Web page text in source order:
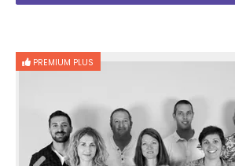
PREMIUM PLUS